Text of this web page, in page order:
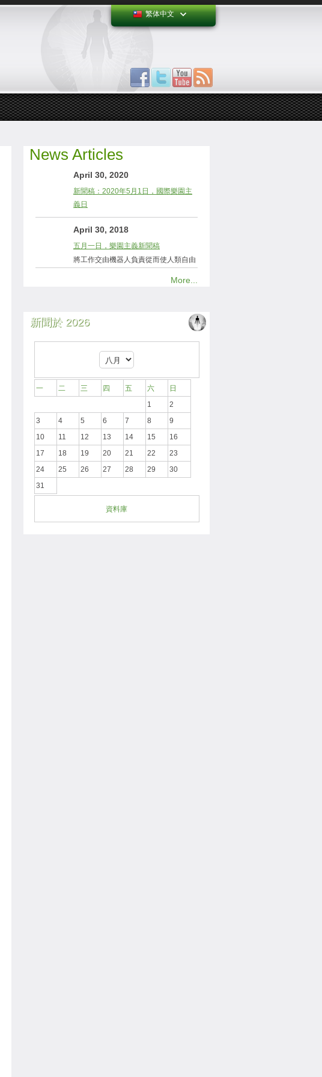
繁体中文
News Articles
April 30, 2020
新聞稿：2020年5月1日，國際樂園主
義日
April 30, 2018
五月一日，樂園主義新聞稿
將工作交由機器人負責從而使人類自由
More...
新聞於 2026
一 二 三 四 五 六
日
1
2
3
4 5 6 7 8
9
10
11 12 13 14 15
16
17
18 19 20 21 22
23
24
25 26 27 28 29
30
31
資料庫